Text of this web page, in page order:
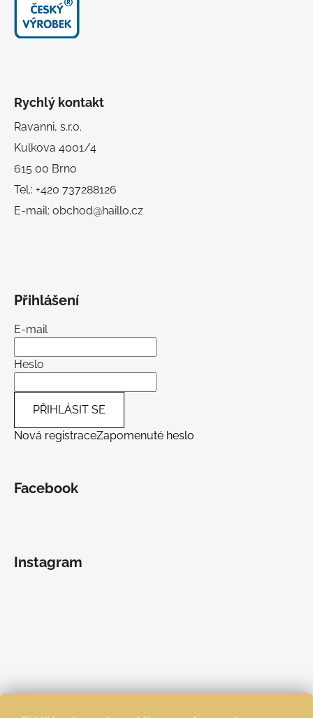
Rychlý kontakt
Ravanni, s.r.o.
Kulkova 4001/4
615 00 Brno
Tel.: +420 737288126
E-mail: obchod@haillo.cz
Přihlášení
E-mail
Heslo
PŘIHLÁSIT SE
Nová registraceZapomenuté heslo
Facebook
Instagram